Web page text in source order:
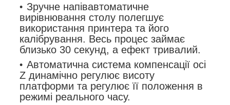
Зручне напівавтоматичне
вирівнювання столу полегшує
використання принтера та його
калібрування. Весь процес займає
близько 30 секунд, а ефект тривалий.
Автоматична система компенсації осі
Z динамічно регулює висоту
платформи та регулює її положення в
режимі реального часу.